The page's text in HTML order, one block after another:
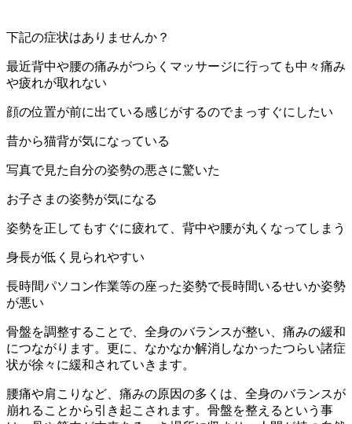
下記の症状はありませんか？
最近背中や腰の痛みがつらくマッサージに行っても中々痛み
や疲れが取れない
顔の位置が前に出ている感じがするのでまっすぐにしたい
昔から猫背が気になっている
写真で見た自分の姿勢の悪さに驚いた
お子さまの姿勢が気になる
姿勢を正してもすぐに疲れて、背中や腰が丸くなってしまう
身長が低く見られやすい
長時間パソコン作業等の座った姿勢で長時間いるせいか姿勢
が悪い
骨盤を調整することで、全身のバランスが整い、痛みの緩和
につながります。更に、なかなか解消しなかったつらい諸症
状が徐々に緩和されていきます。
腰痛や肩こりなど、痛みの原因の多くは、全身のバランスが
崩れることから引き起こされます。骨盤を整えるという事